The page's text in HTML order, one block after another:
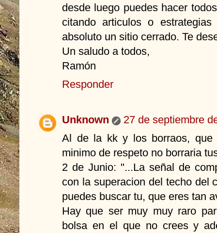
desde luego puedes hacer
citando articulos o
absoluto un sitio cerrado. Te
Un saludo a todos,
Ramón
Responder
Unknown
27 de septiembre
Al de la kk y los borraos, que
minimo de respeto no borraria
2 de Junio: "...La señal de
con la superacion del techo del
puedes buscar tu, que eres tan
Hay que ser muy muy raro
bolsa en el que no crees y